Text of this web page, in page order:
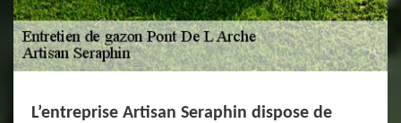
L’entreprise Artisan Seraphin dispose de